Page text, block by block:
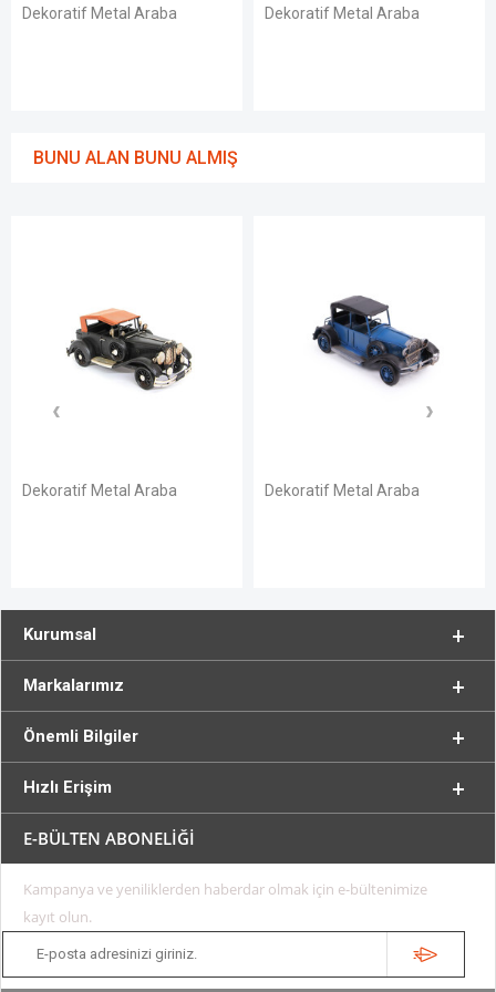
Dekoratif Metal Araba Dekoratif Metal Araba
BUNU ALAN BUNU ALMIŞ
Dekoratif Metal Araba Dekoratif Metal Araba
Kurumsal
Markalarımız
Önemli Bilgiler
Hızlı Erişim
E-BÜLTEN ABONELİĞİ
Kampanya ve yeniliklerden haberdar olmak için e-bültenimize
kayıt olun.